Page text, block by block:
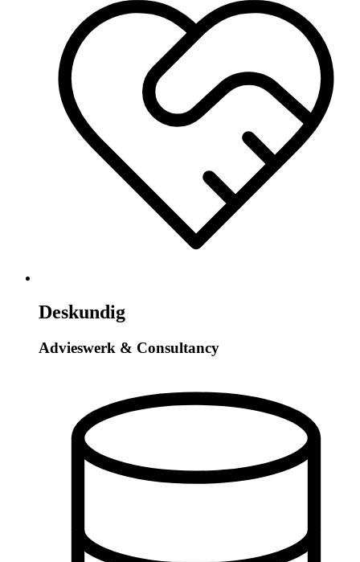
Deskundig
Advieswerk & Consultancy